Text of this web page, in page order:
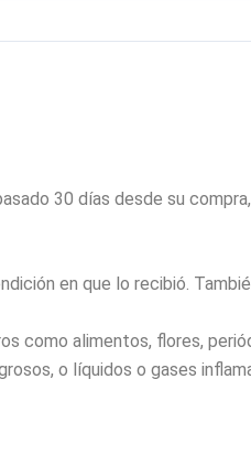
30 días desde su
en que lo recibió.
alimentos, flores,
o líquidos o gases